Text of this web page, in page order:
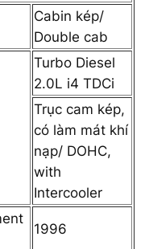
Cabin kép/
Double cab
Turbo Diesel
2.0L i4 TDCi
Trục cam kép,
có làm mát khí
nạp/ DOHC,
with
Intercooler
1996